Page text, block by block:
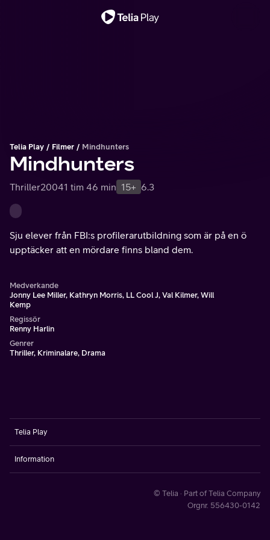
Telia Play Filmer Mindhunters
Mindhunters
Thriller20041 tim 46 min 15+ 6.3
Sju elever från FBI:s profilerarutbildning som är på en ö
upptäcker att en mördare finns bland dem.
Medverkande
Jonny Lee Miller, Kathryn Morris, LL Cool J, Val Kilmer, Will
Kemp
Regissör
Renny Harlin
Genrer
Thriller, Kriminalare, Drama
Telia Play
Information
© Telia · Part of Telia Company
Orgnr. 556430-0142